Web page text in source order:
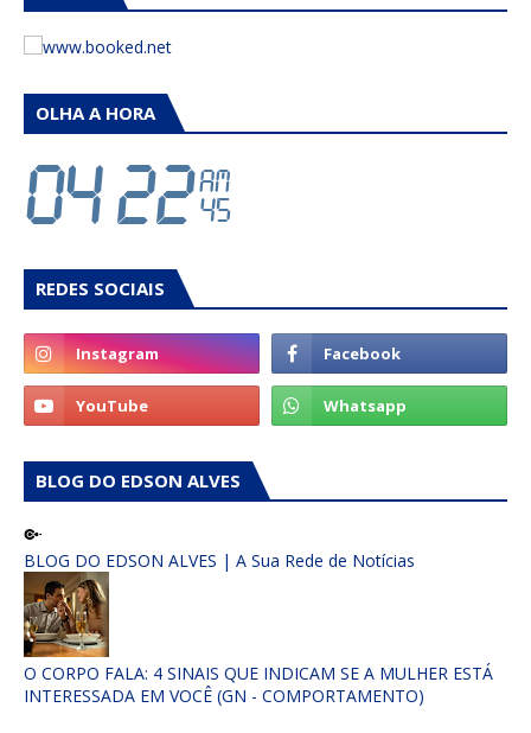
OLHA A HORA
REDES SOCIAIS
BLOG DO EDSON ALVES
BLOG DO EDSON ALVES | A Sua Rede de Notícias
O CORPO FALA: 4 SINAIS QUE INDICAM SE A MULHER ESTÁ
INTERESSADA EM VOCÊ (GN - COMPORTAMENTO)